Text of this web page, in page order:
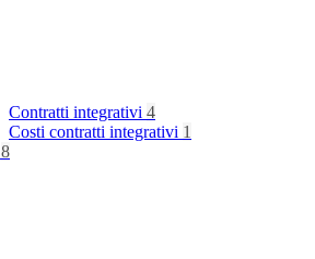
Contratti integrativi 4
Costi contratti integrativi 1
8